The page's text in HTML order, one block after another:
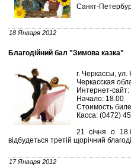
Санкт-
18 Января 2012
Благодійний бал "Зимова казка"
г. Черкассы,
Черкасская
Интернет-сайт:
Начало: 18.00
Стоимость
Касса: (0472)
21 січня о
відбудеться третій щорічний
17 Января 2012